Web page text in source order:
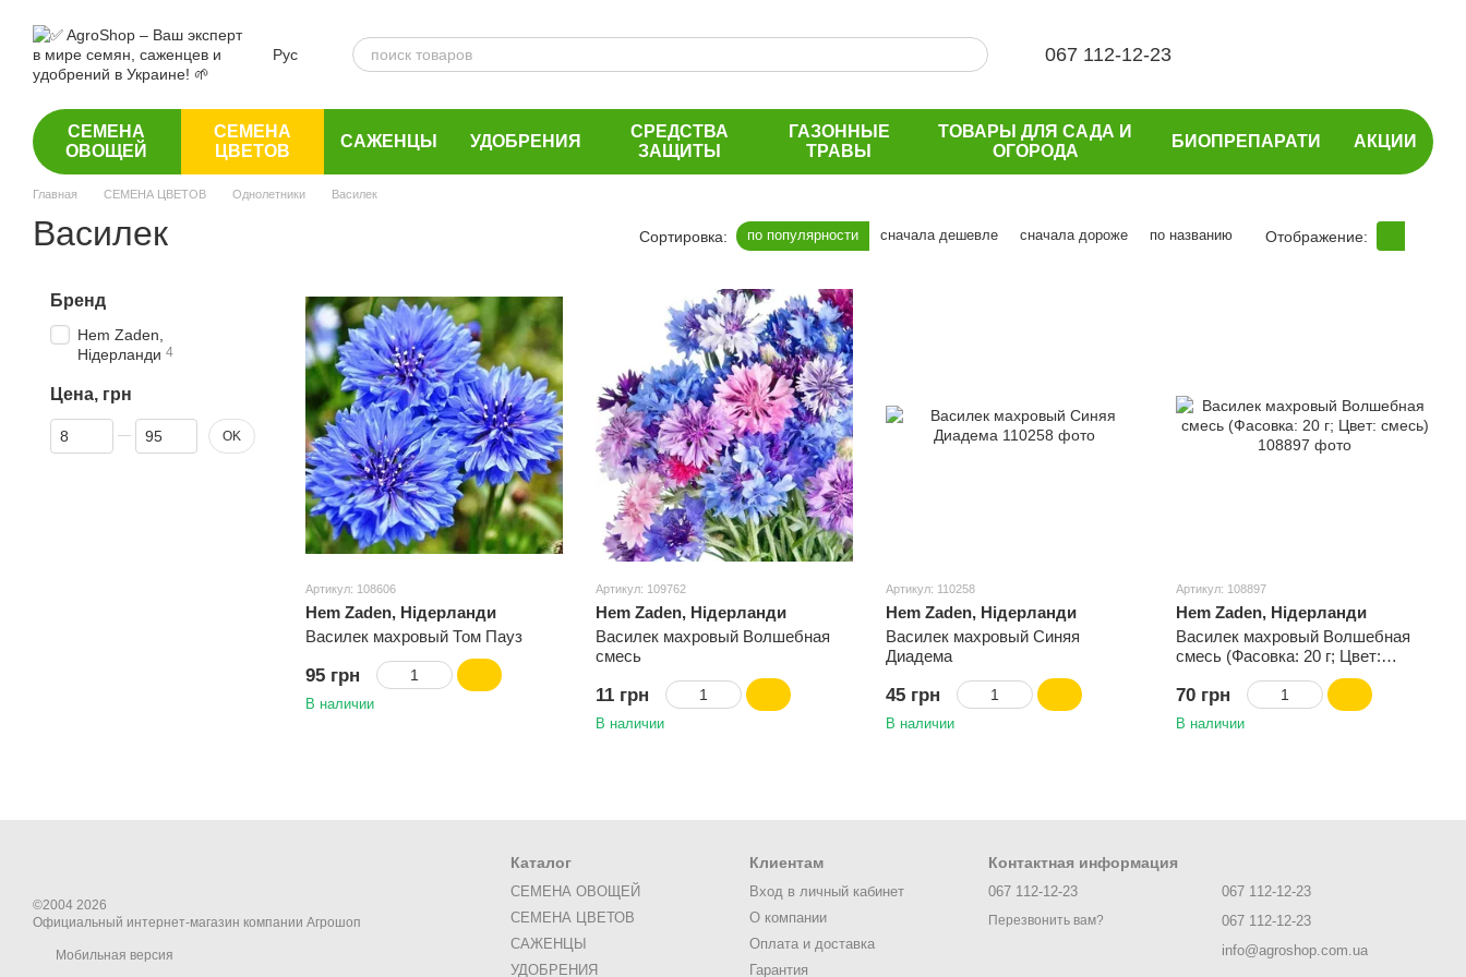
Рус 067 112-12-23
СЕМЕНА
ОВОЩЕЙ
СЕМЕНА
ЦВЕТОВ
САЖЕНЦЫ УДОБРЕНИЯ
СРЕДСТВА
ЗАЩИТЫ
ГАЗОННЫЕ
ТРАВЫ
ТОВАРЫ ДЛЯ САДА И
ОГОРОДА
БИОПРЕПАРАТИ АКЦИИ
Главная СЕМЕНА ЦВЕТОВ Однолетники Василек
Василек Сортировка: по популярности сначала дешевле сначала дороже по названию Отображение:
Артикул: 108606
Hem Zaden, Нідерланди
Василек махровый Том Пауз
95 грн
В наличии
Артикул: 109762
Hem Zaden, Нідерланди
Василек махровый Волшебная
смесь
11 грн
В наличии
Артикул: 110258
Hem Zaden, Нідерланди
Василек махровый Синяя
Диадема
45 грн
В наличии
Артикул: 108897
Hem Zaden, Нідерланди
Василек махровый Волшебная
смесь (Фасовка: 20 г; Цвет:
70 грн
В наличии
Бренд
Hem Zaden,
Нідерланди 4
Цена, грн
От Цена, грн
До Цена, грн OK
©2004 2026
Официальный интернет-магазин компании Агрошоп
Мобильная версия
Каталог
СЕМЕНА ОВОЩЕЙ
СЕМЕНА ЦВЕТОВ
САЖЕНЦЫ
УДОБРЕНИЯ
Клиентам
Вход в личный кабинет
О компании
Оплата и доставка
Гарантия
Контактная информация
067 112-12-23
Перезвонить вам?
067 112-12-23
067 112-12-23
info@agroshop.com.ua